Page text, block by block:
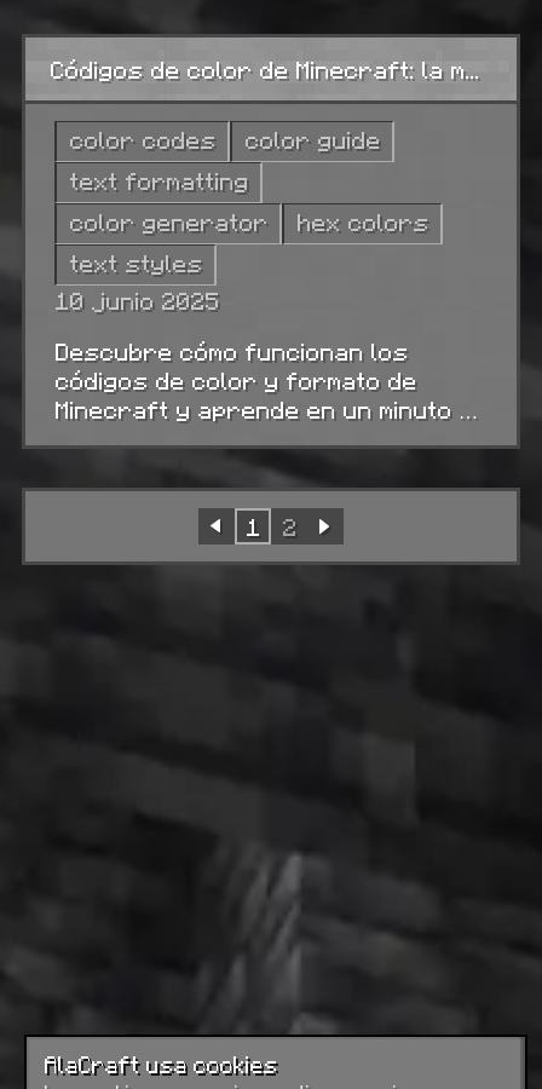
línea, diferencias entre Bedrock y
Java, errores que rompen tu MOTD
en silencio, y un generador gratuito
de AlaCraft.
Códigos de color de Minecraft: la magia del texto y cómo dominarla
10 junio 2025
color codes
color guide
text formatting
color generator
hex colors
text styles
Descubre cómo funcionan los
códigos de color y formato de
Minecraft y aprende en un minuto a
crear nicks llamativos, mensajes de
chat y un bonito MOTD con AlaCraft.
1 2
AlaCraft usa cookies